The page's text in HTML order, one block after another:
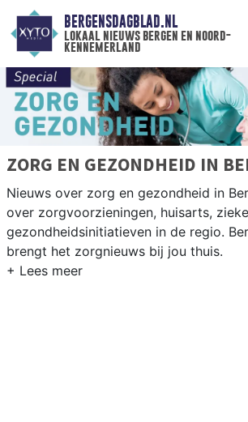
BERGENSDAGBLAD.NL
lokaal nieuws bergen en noord-
kennemerland
ZORG EN GEZONDHEID IN
Nieuws over zorg en gezondheid in
over zorgvoorzieningen, huisarts,
gezondheidsinitiatieven in de regio.
brengt het zorgnieuws bij jou thuis.